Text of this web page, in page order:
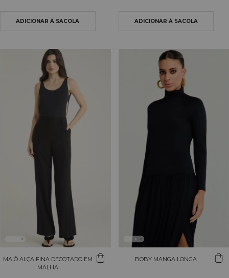
MAIÔ ALÇA FINA DECOTADO EM
MALHA
BOBY MANGA LONGA